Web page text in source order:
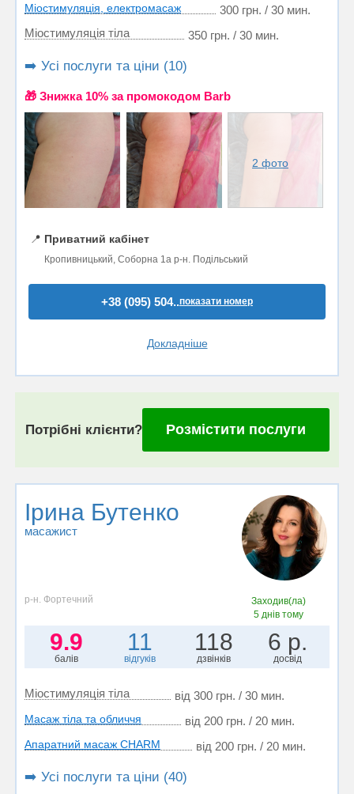
Міостимуляція, електромасаж
300 грн. / 30 мин.
Міостимуляція тіла
350 грн. / 30 мин.
➡️ Усі послуги та ціни (10)
🎁 Знижка 10% за промокодом Barb
2 фото
📍 Приватний кабінет
Кропивницький, Соборна 1а р-н. Подільський
+38 (095) 504..показати номер
Докладніше
Потрібні клієнти? Розмістити послуги
Ірина Бутенко
масажист
р-н. Фортечний
Заходив(ла)
5 днів тому
9.9
балів
11
відгуків
118
дзвінків
6 р.
досвід
Міостимуляція тіла від 300 грн. / 30 мин.
Масаж тіла та обличчя від 200 грн. / 20 мин.
Апаратний масаж CHARM від 200 грн. / 20 мин.
➡️ Усі послуги та ціни (40)